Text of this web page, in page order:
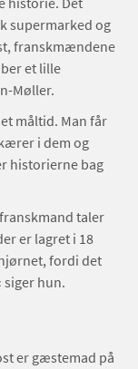
supermarked og
franskmændene
et lille
Møller.
måltid. Man får
i dem og
historierne bag
taler
er lagret i 18
fordi det
hun.
er gæstemad på